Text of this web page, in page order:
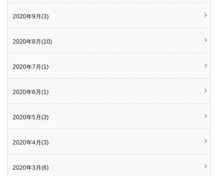
2020年9月(3)
2020年8月(10)
2020年7月(1)
2020年6月(1)
2020年5月(3)
2020年4月(3)
2020年3月(6)